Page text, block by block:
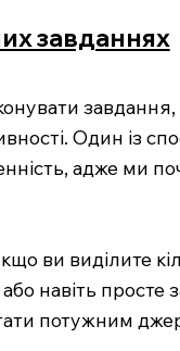
завданнях
Один із
адже ми
ви виділите
навіть просте
потужним